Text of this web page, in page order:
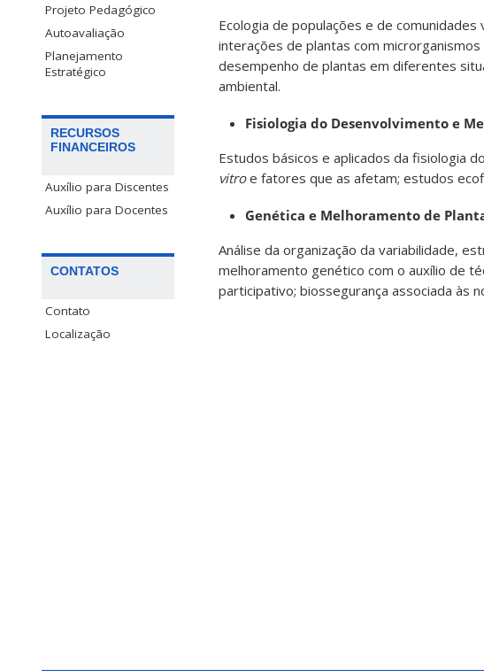
Projeto Pedagógico
Autoavaliação
Planejamento
Estratégico
RECURSOS
FINANCEIROS
Auxílio para Discentes
Auxílio para Docentes
CONTATOS
Contato
Localização
Ecologia de populações e de
interações de plantas com
desempenho de plantas em diferentes
ambiental.
Fisiologia do Desenvolvimento e
Estudos básicos e aplicados da fisiologia
vitroe fatores que as afetam; estudos
Genética e Melhoramento de
Análise da organização da variabilidade,
melhoramento genético com o auxílio de
participativo; biossegurança associada às